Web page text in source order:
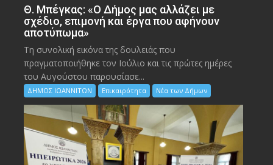
Θ. Μπέγκας: «Ο Δήμος μας αλλάζει με
σχέδιο, επιμονή και έργα που αφήνουν
αποτύπωμα»
Τη συνολική εικόνα της δουλειάς που
πραγματοποιήθηκε τον Ιούλιο και τις πρώτες ημέρες
του Αυγούστου παρουσίασε...
ΔΗΜΟΣ ΙΩΑΝΝΙΤΩΝ Επικαιρότητα Νέα των Δήμων